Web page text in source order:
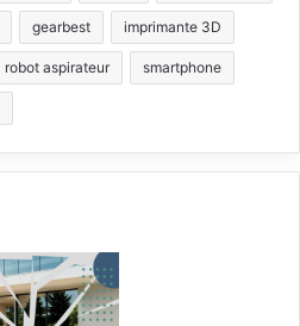
gearbest imprimante 3D
robot aspirateur smartphone